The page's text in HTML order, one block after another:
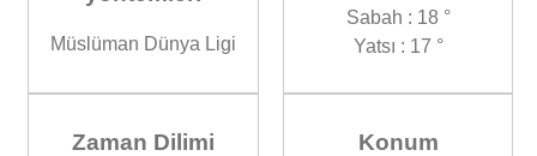
Müslüman Dünya Ligi
Sabah : 18 °
Yatsı : 17 °
Zaman Dilimi Konum